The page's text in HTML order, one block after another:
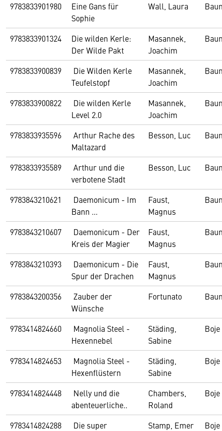
9783833901980
Eine Gans für
Sophie
Wall, Laura
9783833901324
Die wilden Kerle:
Der Wilde Pakt
Masannek,
Joachim
9783833900839
Die Wilden Kerle
Teufelstopf
Masannek,
Joachim
9783833900822
Die wilden Kerle
Level 2.0
Masannek,
Joachim
9783833935596
Arthur Rache des
Maltazard
Besson, Luc
9783833935589
Arthur und die
verbotene Stadt
Besson, Luc
9783843210621
Daemonicum - Im
Bann ...
Faust,
Magnus
9783843210607
Daemonicum - Der
Kreis der Magier
Faust,
Magnus
9783843210393
Daemonicum - Die
Spur der Drachen
Faust,
Magnus
9783843200356
Zauber der
Wünsche
Fortunato
9783414824660
Magnolia Steel -
Hexennebel
Städing,
Sabine
Boje
9783414824653
Magnolia Steel -
Hexenflüstern
Städing,
Sabine
Boje
9783414824448
Nelly und die
abenteuerliche..
Chambers,
Roland
Boje
9783414824288
Die super
Stamp, Emer Boje